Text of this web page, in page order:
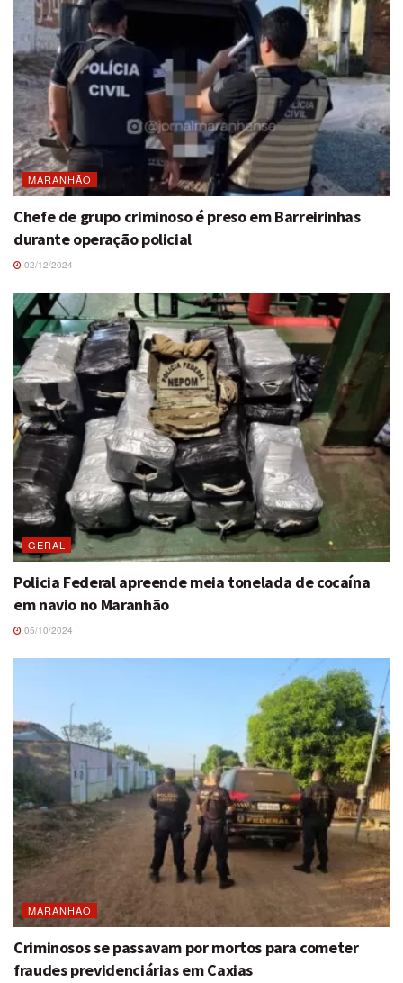
MARANHÃO
Chefe de grupo criminoso é preso em Barreirinhas
durante operação policial
02/12/2024
GERAL
Policia Federal apreende meia tonelada de cocaína
em navio no Maranhão
05/10/2024
MARANHÃO
Criminosos se passavam por mortos para cometer
fraudes previdenciárias em Caxias